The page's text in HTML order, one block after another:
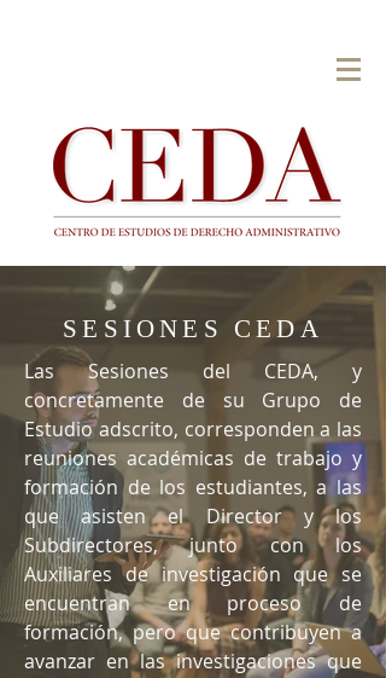
SESIONES CEDA
Las Sesiones del CEDA, y
concretamente de su Grupo de
Estudio adscrito, corresponden a las
reuniones académicas de trabajo y
formación de los estudiantes, a las
que asisten el Director y los
Subdirectores, junto con los
Auxiliares de investigación que se
encuentran en proceso de
formación, pero que contribuyen a
avanzar en las investigaciones que